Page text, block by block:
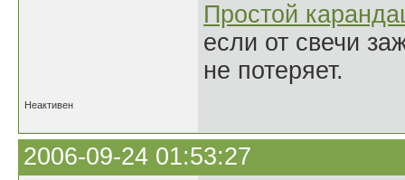
Простой
если от свечи
не потеряет.
Неактивен
2006-09-24 01:53:27